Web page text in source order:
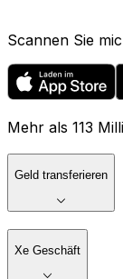
Scannen Sie
Mehr als 113
Geld transferieren
Xe Geschäft